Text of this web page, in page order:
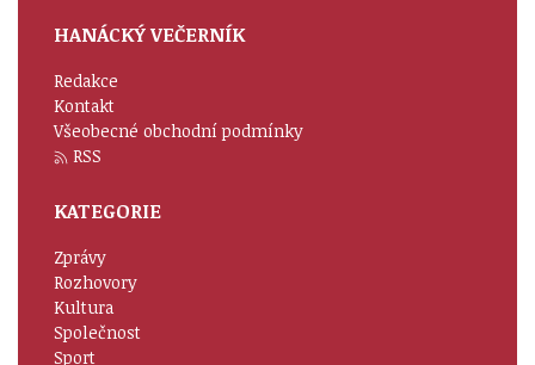
HANÁCKÝ VEČERNÍK
Redakce
Kontakt
Všeobecné obchodní podmínky
RSS
KATEGORIE
Zprávy
Rozhovory
Kultura
Společnost
Sport